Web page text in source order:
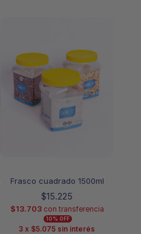
Frasco cuadrado 1500ml
$15.225
$13.703 con transferencia
10% OFF
3 x $5.075 sin interés